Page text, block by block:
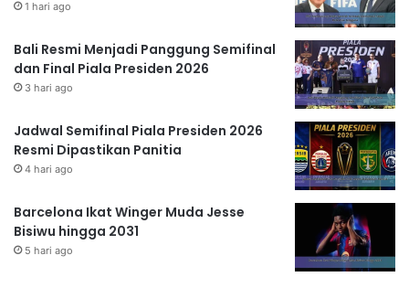
1 hari ago
Bali Resmi Menjadi Panggung Semifinal
dan Final Piala Presiden 2026
3 hari ago
Jadwal Semifinal Piala Presiden 2026
Resmi Dipastikan Panitia
4 hari ago
Barcelona Ikat Winger Muda Jesse
Bisiwu hingga 2031
5 hari ago